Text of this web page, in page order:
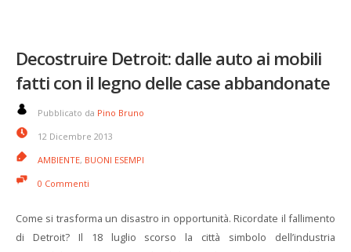
Decostruire Detroit: dalle auto ai mobili
fatti con il legno delle case abbandonate
Pubblicato da Pino Bruno
12 Dicembre 2013
AMBIENTE, BUONI ESEMPI
0 Commenti
Come si trasforma un disastro in opportunità. Ricordate il fallimento
di Detroit? Il 18 luglio scorso la città simbolo dell’industria